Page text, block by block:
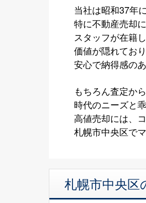
当社は昭和37年
特に不動産売却
スタッフが在籍
価値が隠れてお
安心で納得感の
もちろん査定か
時代のニーズと
高値売却には、
札幌市中央区で
札幌市中央区